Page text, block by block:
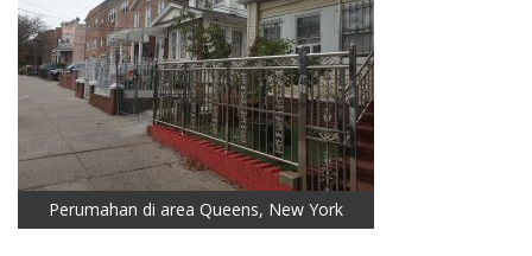
Perumahan di area Queens, New York